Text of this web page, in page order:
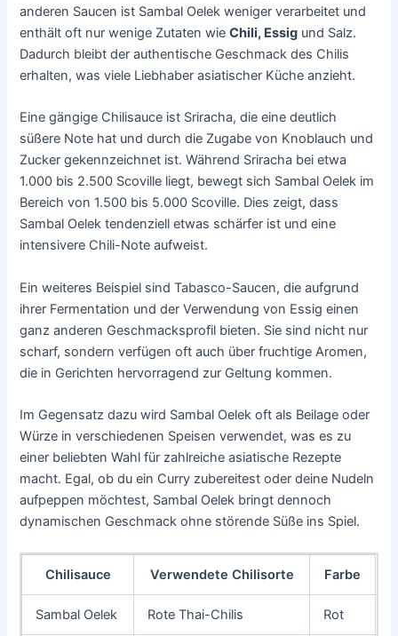
anderen Saucen ist Sambal Oelek weniger verarbeitet und
enthält oft nur wenige Zutaten wieChili, Essig und Salz.
Dadurch bleibt der authentische Geschmack des Chilis
erhalten, was viele Liebhaber asiatischer Küche anzieht.
Eine gängige Chilisauce ist Sriracha, die eine deutlich
süßere Note hat und durch die Zugabe von Knoblauch und
Zucker gekennzeichnet ist. Während Sriracha bei etwa
1.000 bis 2.500 Scoville liegt, bewegt sich Sambal Oelek im
Bereich von 1.500 bis 5.000 Scoville. Dies zeigt, dass
Sambal Oelek tendenziell etwas schärfer ist und eine
intensivere Chili-Note aufweist.
Ein weiteres Beispiel sind Tabasco-Saucen, die aufgrund
ihrer Fermentation und der Verwendung von Essig einen
ganz anderen Geschmacksprofil bieten. Sie sind nicht nur
scharf, sondern verfügen oft auch über fruchtige Aromen,
die in Gerichten hervorragend zur Geltung kommen.
Im Gegensatz dazu wird Sambal Oelek oft als Beilage oder
Würze in verschiedenen Speisen verwendet, was es zu
einer beliebten Wahl für zahlreiche asiatische Rezepte
macht. Egal, ob du ein Curry zubereitest oder deine Nudeln
aufpeppen möchtest, Sambal Oelek bringt dennoch
dynamischen Geschmack ohne störende Süße ins Spiel.
Chilisauce Verwendete Chilisorte Farbe
Sambal Oelek Rote Thai-Chilis Rot